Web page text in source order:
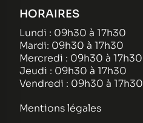
HORAIRES
Lundi : 09h30 à 17h30
Mardi: 09h30 à 17h30
Mercredi : 09h30 à 17h30
Jeudi : 09h30 à 17h30
Vendredi : 09h30 à 17h30
Mentions légales